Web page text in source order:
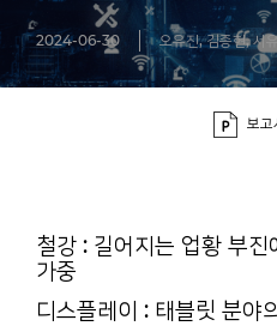
2024-06-30 오유진, 김종현, 서
보
철강 : 길어지는 업황 부
가중
디스플레이 : 태블릿 분